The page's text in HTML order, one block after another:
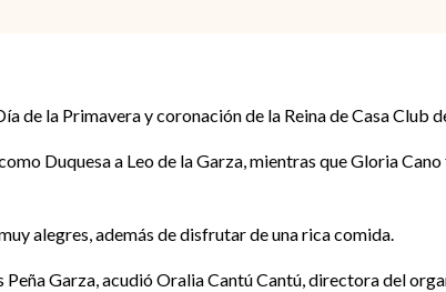
de la Primavera y coronación de la Reina de Casa Club
Duquesa a Leo de la Garza, mientras que Gloria
alegres, además de disfrutar de una rica comida.
Garza, acudió Oralia Cantú Cantú, directora del